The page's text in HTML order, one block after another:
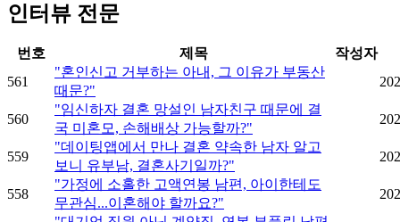
인터뷰 전문
번호 제목
작성자
561
"혼인신고 거부하는 아내, 그 이유가 부동산
때문?"
560
"임신하자 결혼 망설인 남자친구 때문에 결
국 미혼모, 손해배상 가능할까?"
559
"데이팅앱에서 만나 결혼 약속한 남자 알고
보니 유부남, 결혼사기일까?"
558
"가정에 소홀한 고액연봉 남편, 아이한테도
무관심...이혼해야 할까요?"